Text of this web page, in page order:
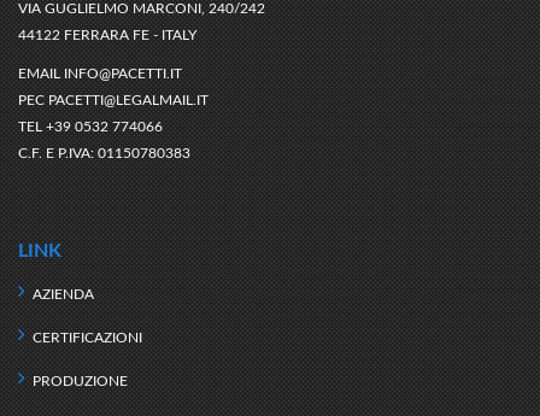
VIA GUGLIELMO MARCONI, 240/242
44122 FERRARA FE - ITALY
EMAIL INFO@PACETTI.IT
PEC PACETTI@LEGALMAIL.IT
TEL +39 0532 774066
C.F. E P.IVA:01150780383
LINK
AZIENDA
CERTIFICAZIONI
PRODUZIONE